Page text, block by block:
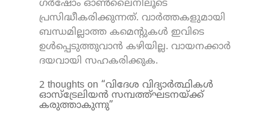
ഗർഷോം ഓൺലൈനിലൂടെ
പ്രസിദ്ധീകരിക്കുന്നത്. വാർത്തകളുമായി
ബന്ധമില്ലാത്ത കമെന്റുകൾ ഇവിടെ
ഉൾപ്പെടുത്തുവാൻ കഴിയില്ല. വായനക്കാർ
ദയവായി സഹകരിക്കുക.
2 thoughts on “വിദേശ വിദ്യാർത്ഥികൾ
ഓസ്ട്രേലിയൻ സമ്പത്ത്ഘടനയ്ക്ക്
കരുത്താകുന്നു”